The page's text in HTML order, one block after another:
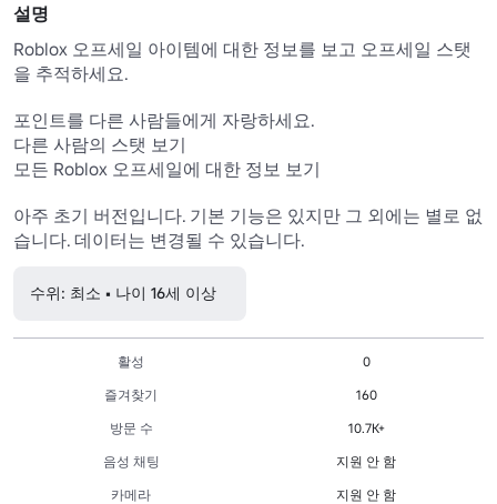
설명
Roblox 오프세일 아이템에 대한 정보를 보고 오프세일 스탯
을 추적하세요.
포인트를 다른 사람들에게 자랑하세요.
다른 사람의 스탯 보기
모든 Roblox 오프세일에 대한 정보 보기
아주 초기 버전입니다. 기본 기능은 있지만 그 외에는 별로 없
습니다. 데이터는 변경될 수 있습니다.
수위: 최소 • 나이 16세 이상
활성
0
즐겨찾기
160
방문 수
10.7K+
음성 채팅
지원 안 함
카메라
지원 안 함